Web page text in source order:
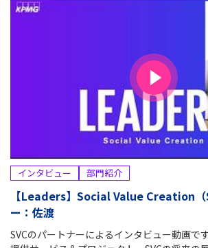
インタビュー 部門紹介
【Leaders】Social Value Creation（
ー：佐渡
SVCのパートナーによるインタビュー動画で